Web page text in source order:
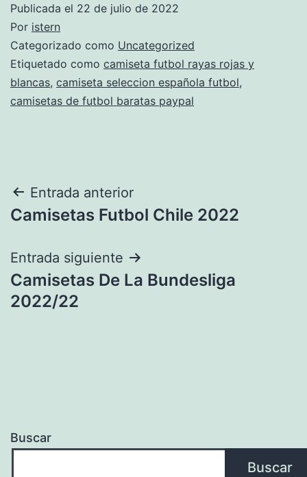
Publicada el 22 de julio de 2022
Por istern
Categorizado como Uncategorized
Etiquetado como camiseta futbol rayas rojas y
blancas, camiseta seleccion española futbol,
camisetas de futbol baratas paypal
Navegación
de
entradas
Entrada anterior
Camisetas Futbol Chile 2022
Entrada siguiente
Camisetas De La Bundesliga
2022/22
Buscar
Buscar